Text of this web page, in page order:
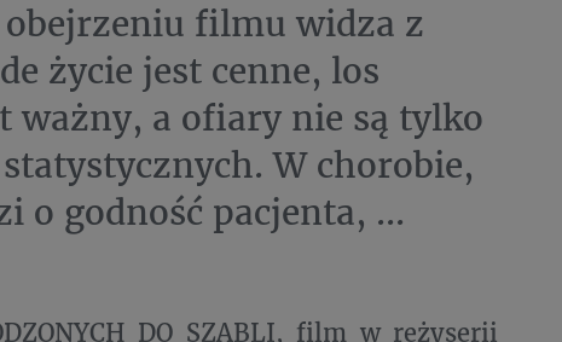
filmu widza z
życie jest cenne, los
ważny, a ofiary nie są tylko
W chorobie,
o godność pacjenta, ...
DO SZABLI, film w reżyserii